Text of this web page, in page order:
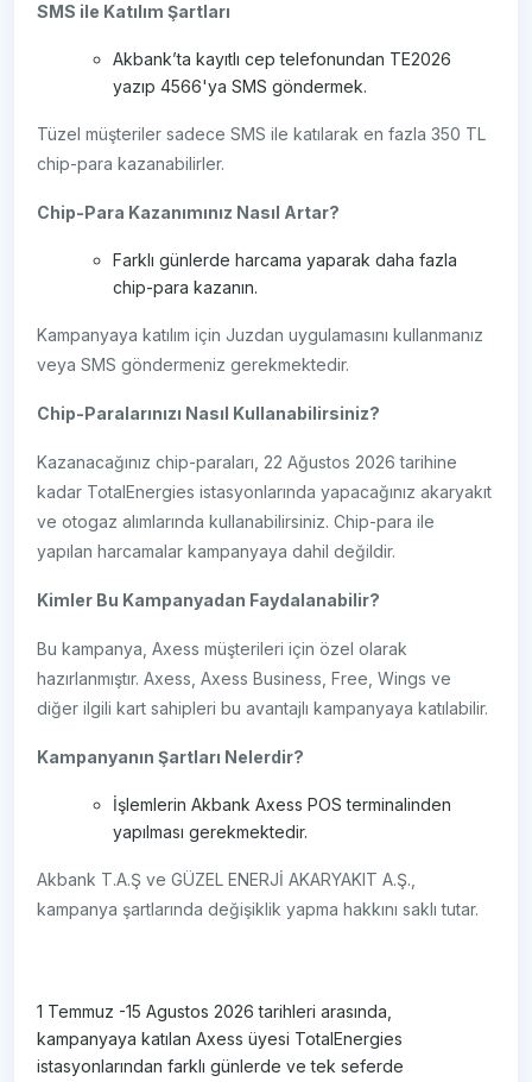
SMS ile Katılım Şartları
Akbank’ta kayıtlı cep telefonundan TE2026
yazıp 4566'ya SMS göndermek.
Tüzel müşteriler sadece SMS ile katılarak en fazla 350 TL
chip-para kazanabilirler.
Chip-Para Kazanımınız Nasıl Artar?
Farklı günlerde harcama yaparak daha fazla
chip-para kazanın.
Kampanyaya katılım için Juzdan uygulamasını kullanmanız
veya SMS göndermeniz gerekmektedir.
Chip-Paralarınızı Nasıl Kullanabilirsiniz?
Kazanacağınız chip-paraları, 22 Ağustos 2026 tarihine
kadar TotalEnergies istasyonlarında yapacağınız akaryakıt
ve otogaz alımlarında kullanabilirsiniz. Chip-para ile
yapılan harcamalar kampanyaya dahil değildir.
Kimler Bu Kampanyadan Faydalanabilir?
Bu kampanya, Axess müşterileri için özel olarak
hazırlanmıştır. Axess, Axess Business, Free, Wings ve
diğer ilgili kart sahipleri bu avantajlı kampanyaya katılabilir.
Kampanyanın Şartları Nelerdir?
İşlemlerin Akbank Axess POS terminalinden
yapılması gerekmektedir.
Akbank T.A.Ş ve GÜZEL ENERJİ AKARYAKIT A.Ş.,
kampanya şartlarında değişiklik yapma hakkını saklı tutar.
1 Temmuz -15 Agustos 2026 tarihleri arasında,
kampanyaya katılan Axess üyesi TotalEnergies
istasyonlarından farklı günlerde ve tek seferde